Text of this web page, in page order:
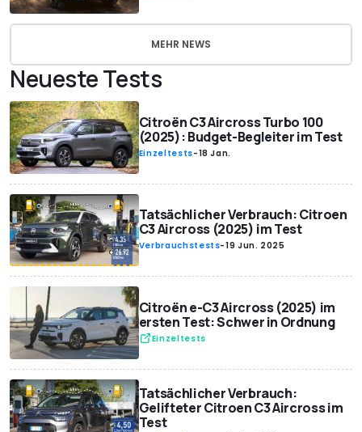
MEHR NEWS
Neueste Tests
Citroën C3 Aircross Turbo 100
(2025): Budget-Begleiter im Test
Einzeltests-18 Jan.
Tatsächlicher Verbrauch: Citroen
C3 Aircross (2025) im Test
Verbrauchstests-19 Jun. 2025
Citroën e-C3 Aircross (2025) im
ersten Test: Schwer in Ordnung
Einzeltests
Tatsächlicher Verbrauch:
Gelifteter Citroen C3 Aircross im
Test